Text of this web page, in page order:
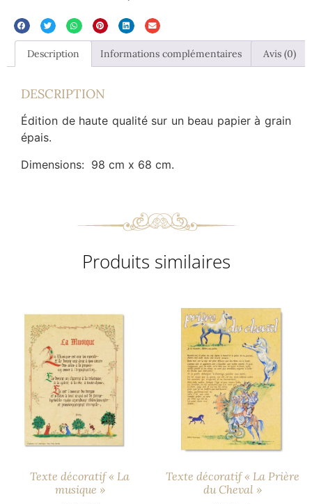
Description Informations complémentaires Avis (0)
DESCRIPTION
Édition de haute qualité sur un beau papier à grain
épais.
Dimensions: 98 cm x 68 cm.
Produits similaires
Texte décoratif « La
musique »
Texte décoratif « La Prière
du Cheval »